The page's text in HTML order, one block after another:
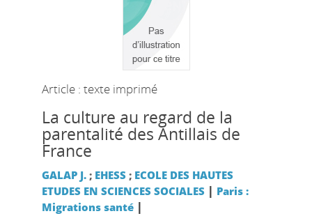
Article : texte imprimé
La culture au regard de la
parentalité des Antillais de
France
GALAP J.; EHESS; ECOLE DES HAUTES
ETUDES EN SCIENCES SOCIALES | Paris :
Migrations santé|